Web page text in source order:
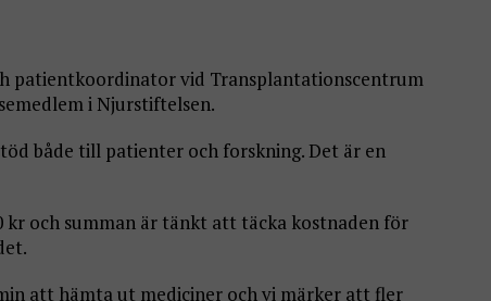
patientkoordinator vid Transplantationscentrum
i Njurstiftelsen.
både till patienter och forskning. Det är en
kr och summan är tänkt att täcka kostnaden för
att hämta ut mediciner och vi märker att fler